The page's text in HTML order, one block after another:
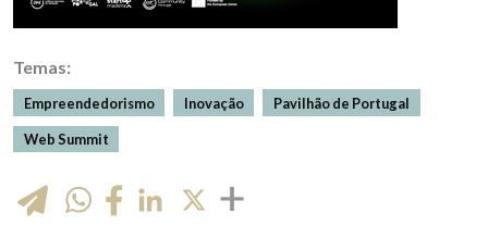
Temas:
Empreendedorismo Inovação Pavilhão de Portugal
Web Summit
WhatsApp
LinkedIn
X